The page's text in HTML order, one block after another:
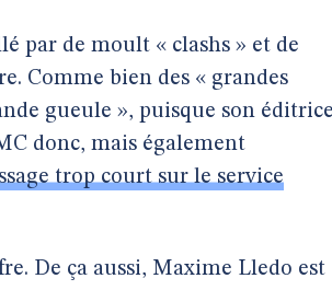
par de moult « clashs » et de
Comme bien des « grandes
gueule », puisque son
donc, mais également
trop court sur le service
De ça aussi, Maxime Lledo est